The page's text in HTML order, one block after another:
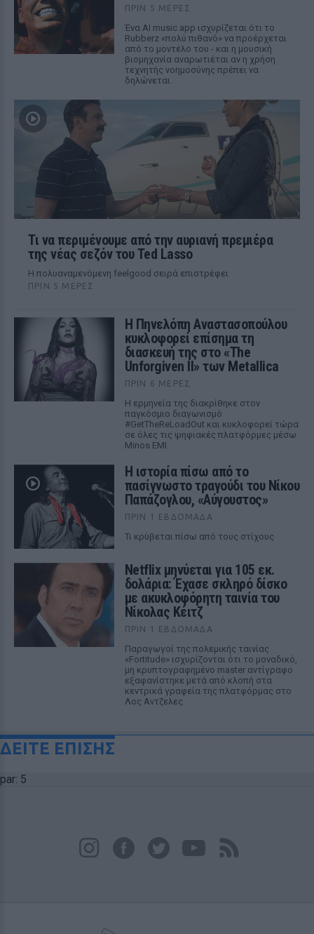
ΠΡΙΝ 5 ΜΈΡΕΣ
Ένα AI music app ισχυρίζεται ότι το
Rubberz «πολύ πιθανό» να προέρχεται
από το μοντέλο του - και η μουσική
βιομηχανία αναρωτιέται αν η χρήση
τεχνητής νοημοσύνης πρέπει να
δηλώνεται.
Τι να περιμένουμε από την αυριανή πρεμιέρα
της νέας σεζόν του Ted Lasso
Η πολυαναμενόμενη feelgood σειρά επιστρέφει
ΠΡΙΝ 5 ΜΈΡΕΣ
Η Πηνελόπη Αναστασοπούλου
κυκλοφορεί επίσημα τη
διασκευή της στο «The
Unforgiven II» των Metallica
ΠΡΙΝ 6 ΜΈΡΕΣ
Η ερμηνεία της διακρίθηκε στον
παγκόσμιο διαγωνισμό
#GetTheReLoadOut και κυκλοφορεί τώρα
σε όλες τις ψηφιακές πλατφόρμες μέσω
Minos EMI.
Η ιστορία πίσω από το
πασίγνωστο τραγούδι του Νίκου
Παπάζογλου, «Αύγουστος»
ΠΡΙΝ 1 ΕΒΔΟΜΆΔΑ
Τι κρύβεται πίσω από τους στίχους
Netflix μηνύεται για 105 εκ.
δολάρια: Έχασε σκληρό δίσκο
με ακυκλοφόρητη ταινία του
Νίκολας Κέιτζ
ΠΡΙΝ 1 ΕΒΔΟΜΆΔΑ
Παραγωγοί της πολεμικής ταινίας
«Fortitude» ισχυρίζονται ότι το μοναδικό,
μη κρυπτογραφημένο master αντίγραφο
εξαφανίστηκε μετά από κλοπή στα
κεντρικά γραφεία της πλατφόρμας στο
Λος Αντζελες.
ΔΕΙΤΕ ΕΠΙΣΗΣ
par: 5